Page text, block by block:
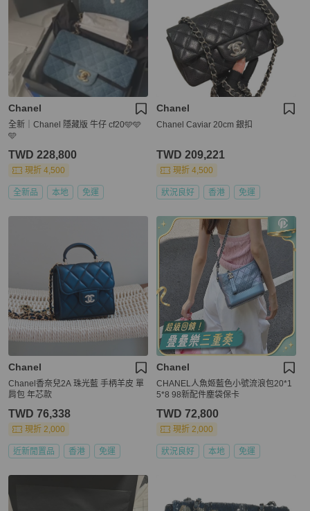
Chanel
全新｜Chanel 隱藏版 牛仔 cf20🩵🩵
🩵
TWD 228,800
現折 4,500
全新品 本地 免運
Chanel
Chanel Caviar 20cm 銀扣
TWD 209,221
現折 4,500
狀況良好 香港 免運
Chanel
Chanel香奈兒2A 珠光藍 手柄羊皮 單
肩包 年芯款
TWD 76,338
現折 2,000
近新閒置品 香港 免運
Chanel
CHANEL人魚姬藍色小號流浪包20*1
5*8 98新配件塵袋保卡
TWD 72,800
現折 2,000
狀況良好 本地 免運